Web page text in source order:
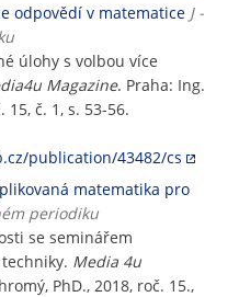
odpovědí v matematice J -
úlohy s volbou více
Magazine. Praha: Ing.
15, č. 1, s. 53-56.
publication/43482/cs
matematika pro
periodiku
se seminářem
Media 4u
PhD., 2018, roč. 15.,